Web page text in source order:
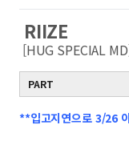
RIIZE
[HUG SPECIAL
PART
**입고지연으로 3/26